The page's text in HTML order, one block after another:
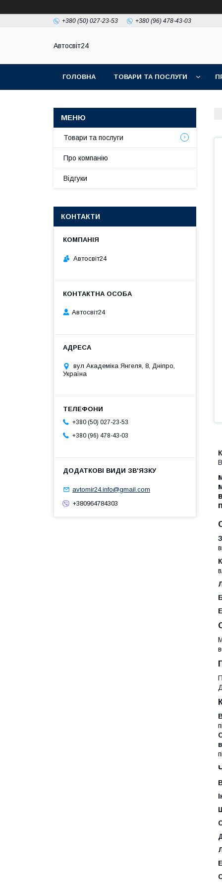
+380 (50) 027-23-53 +380 (96) 478-43-03
Автосвіт24
ГОЛОВНА ТОВАРИ ТА ПОСЛУГИ
Товари та послуги
Про компанію
Відгуки
КОНТАКТИ
Автосвіт24
Автосвіт24
вул Академіка Янгеля, 8, Дніпро,
Україна
+380 (50) 027-23-53
+380 (96) 478-43-03
avtomir24.info@gmail.com
+380964784303